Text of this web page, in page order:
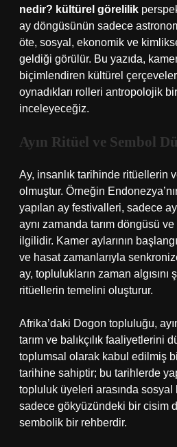
nedir? kültürel görelilik
ay döngüsünün sadece
öte, sosyal, ekonomik ve
geldiği görülür. Bu yazıda, kamer
biçimlendiren kültürel
oynadıkları rolleri antropolojik
inceleyeceğiz.
Ayın Ritüel ve Sembol
Ay, insanlık tarihinde ritüellerin
olmuştur. Örneğin
yapılan ay festivalleri, sadece
aynı zamanda tarım döngüsü
ilgilidir. Kamer aylarının
ve hasat zamanlarıyla
ay, toplulukların zaman algısını
ritüellerin temelini oluşturur.
Afrika’daki Dogon topluluğu,
tarım ve balıkçılık faaliyetlerini
toplumsal olarak kabul edilmiş
tarihine sahiptir; bu tarihlerde
topluluk üyeleri arasında sosyal
sadece gökyüzündeki bir cisim
sembolik bir rehberdir.